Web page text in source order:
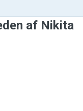
af ​​Nikita